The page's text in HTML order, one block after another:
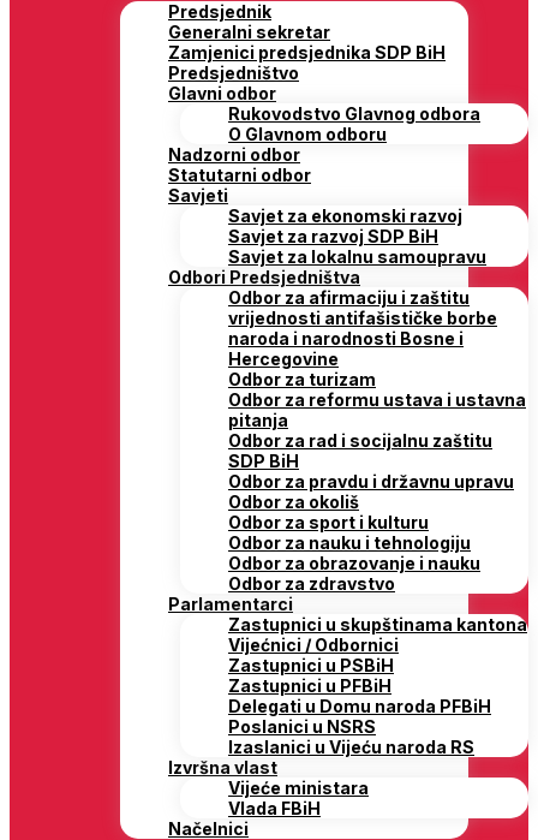
Predsjednik
Generalni sekretar
Zamjenici predsjednika SDP BiH
Predsjedništvo
Glavni odbor
Rukovodstvo Glavnog odbora
O Glavnom odboru
Nadzorni odbor
Statutarni odbor
Savjeti
Savjet za ekonomski razvoj
Savjet za razvoj SDP BiH
Savjet za lokalnu samoupravu
Odbori Predsjedništva
Odbor za afirmaciju i zaštitu
vrijednosti antifašističke borbe
naroda i narodnosti Bosne i
Hercegovine
Odbor za turizam
Odbor za reformu ustava i ustavna
pitanja
Odbor za rad i socijalnu zaštitu
SDP BiH
Odbor za pravdu i državnu upravu
Odbor za okoliš
Odbor za sport i kulturu
Odbor za nauku i tehnologiju
Odbor za obrazovanje i nauku
Odbor za zdravstvo
Parlamentarci
Zastupnici u skupštinama kantona
Vijećnici / Odbornici
Zastupnici u PSBiH
Zastupnici u PFBiH
Delegati u Domu naroda PFBiH
Poslanici u NSRS
Izaslanici u Vijeću naroda RS
Izvršna vlast
Vijeće ministara
Vlada FBiH
Načelnici